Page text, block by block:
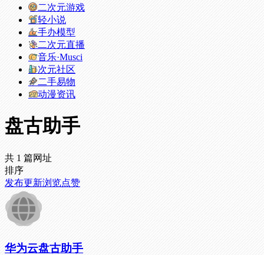
二次元游戏
轻小说
手办模型
二次元直播
音乐·Musci
次元社区
二手易物
动漫资讯
盘古助手
共 1 篇网址
排序
发布更新浏览点赞
华为云盘古助手